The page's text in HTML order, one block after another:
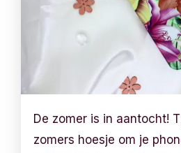
De zomer is in aantocht!
zomers hoesje om je